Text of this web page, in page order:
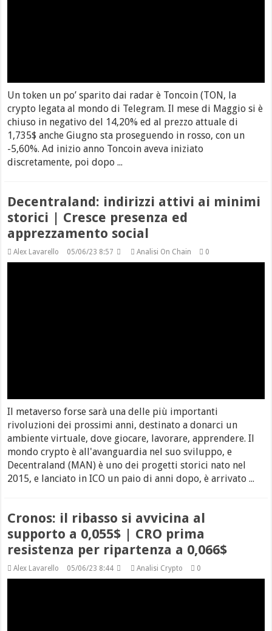
Un token un po’ sparito dai radar è Toncoin (TON, la
crypto legata al mondo di Telegram. Il mese di Maggio si è
chiuso in negativo del 14,20% ed al prezzo attuale di
1,735$ anche Giugno sta proseguendo in rosso, con un
-5,60%. Ad inizio anno Toncoin aveva iniziato
discretamente, poi dopo ...
Decentraland: indirizzi attivi ai minimi
storici | Cresce presenza ed
apprezzamento social
Alex Lavarello 05/06/23 8:57 Analisi On Chain 0
Il metaverso forse sarà una delle più importanti
rivoluzioni dei prossimi anni, destinato a donarci un
ambiente virtuale, dove giocare, lavorare, apprendere. Il
mondo crypto è all'avanguardia nel suo sviluppo, e
Decentraland (MAN) è uno dei progetti storici nato nel
2015, e lanciato in ICO un paio di anni dopo, è arrivato ...
Cronos: il ribasso si avvicina al
supporto a 0,055$ | CRO prima
resistenza per ripartenza a 0,066$
Alex Lavarello 05/06/23 8:44 Analisi Crypto 0